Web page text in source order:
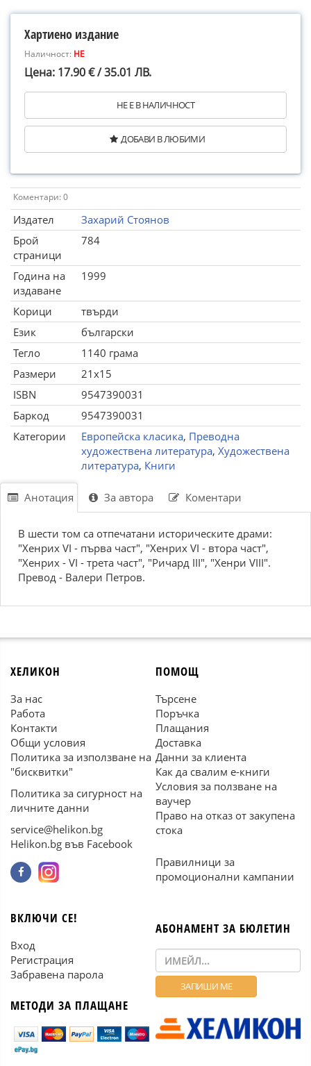
Хартиено издание
Наличност: НЕ
Цена: 17.90 € / 35.01 ЛВ.
НЕ Е В НАЛИЧНОСТ
ДОБАВИ В ЛЮБИМИ
Коментари: 0
Издател
Захарий Стоянов
Брой
страници
784
Година на
издаване
1999
Корици
твърди
Език
български
Тегло
1140 грама
Размери
21x15
ISBN
9547390031
Баркод
9547390031
Категории
Европейска класика, Преводна
художествена литература, Художествена
литература, Книги
Анотация За автора Коментари
В шести том са отпечатани историческите драми:
"Хенрих VІ - първа част", "Хенрих VІ - втора част",
"Хенрих - VІ - трета част", "Ричард ІІІ", "Хенри VІІІ".
Превод - Валери Петров.
ХЕЛИКОН
За нас
Работа
Контакти
Общи условия
Политика за използване на
"бисквитки"
Политика за сигурност на
личните данни
service@helikon.bg
Helikon.bg във Facebook
ПОМОЩ
Търсене
Поръчка
Плащания
Доставка
Данни за клиента
Как да свалим е-книги
Условия за ползване на
ваучер
Право на отказ от закупена
стока
Правилници за
промоционални кампании
ВКЛЮЧИ СЕ!
Вход
Регистрация
Забравена парола
МЕТОДИ ЗА ПЛАЩАНЕ
АБОНАМЕНТ ЗА БЮЛЕТИН